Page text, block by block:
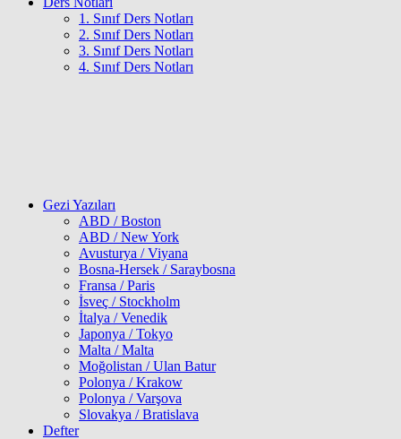
1. Sınıf Ders Notları
2. Sınıf Ders Notları
3. Sınıf Ders Notları
4. Sınıf Ders Notları
Gezi Yazıları
ABD / Boston
ABD / New York
Avusturya / Viyana
Bosna-Hersek / Saraybosna
Fransa / Paris
İsveç / Stockholm
İtalya / Venedik
Japonya / Tokyo
Malta / Malta
Moğolistan / Ulan Batur
Polonya / Krakow
Polonya / Varşova
Slovakya / Bratislava
Defter